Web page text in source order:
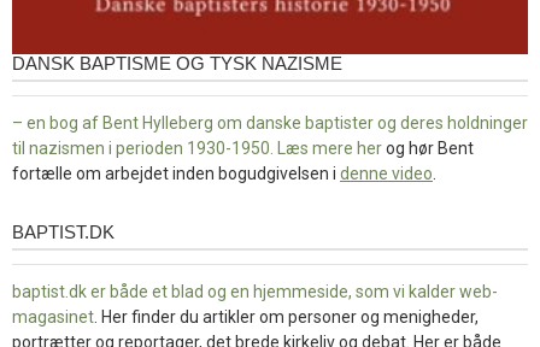
DANSK BAPTISME OG TYSK NAZISME
– en bog af Bent Hylleberg om danske baptister og deres holdninger
til nazismen i perioden 1930-1950. Læs mere herog hør Bent
fortælle om arbejdet inden bogudgivelsen i denne video
baptist.dk
BAPTIST.DK
baptist.dk er både et blad og en hjemmeside, som vi kalder web-
magasinet . Her finder du artikler om personer og menigheder,
portrætter og reportager, det brede kirkeliv og debat. Her er både